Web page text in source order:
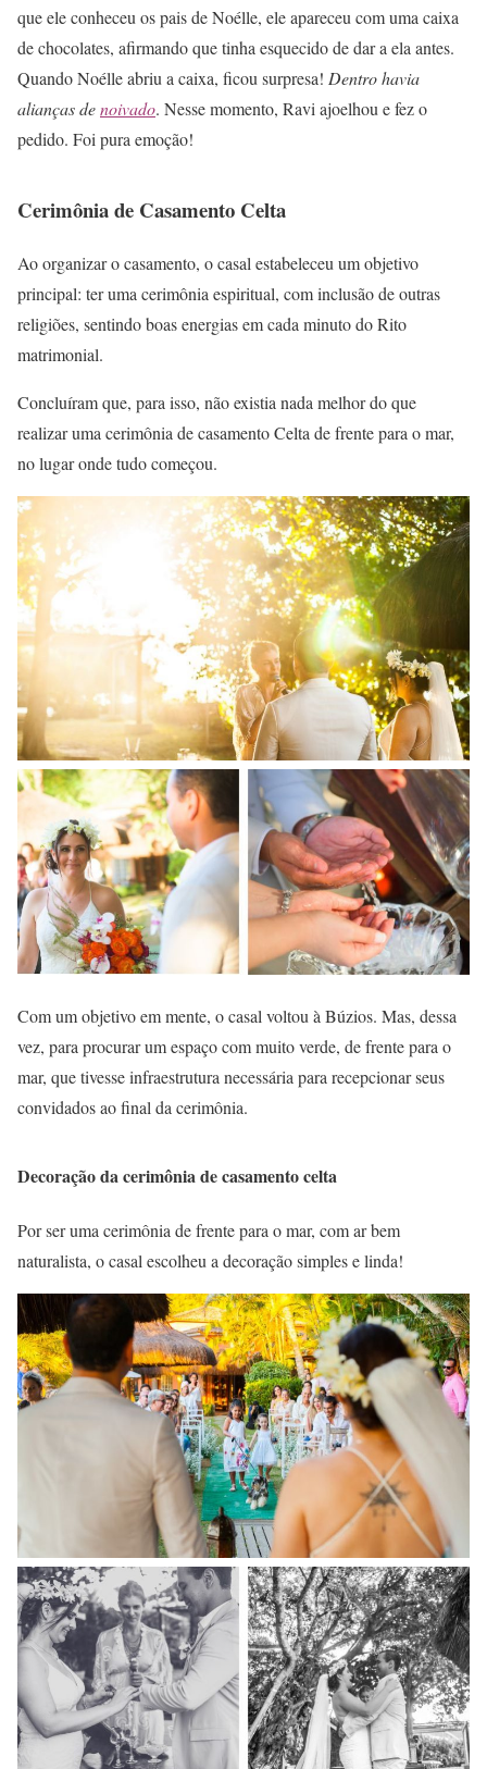
que ele conheceu os pais de Noélle, ele apareceu com uma caixa
de chocolates, afirmando que tinha esquecido de dar a ela antes.
Quando Noélle abriu a caixa, ficou surpresa! Dentro havia
alianças denoivado. Nesse momento, Ravi ajoelhou e fez o
pedido. Foi pura emoção!
Cerimônia de Casamento Celta
Ao organizar o casamento, o casal estabeleceu um objetivo
principal: ter uma cerimônia espiritual, com inclusão de outras
religiões, sentindo boas energias em cada minuto do Rito
matrimonial.
Concluíram que, para isso, não existia nada melhor do que
realizar uma cerimônia de casamento Celta de frente para o mar,
no lugar onde tudo começou.
Com um objetivo em mente, o casal voltou à Búzios. Mas, dessa
vez, para procurar um espaço com muito verde, de frente para o
mar, que tivesse infraestrutura necessária para recepcionar seus
convidados ao final da cerimônia.
Decoração da cerimônia de casamento celta
Por ser uma cerimônia de frente para o mar, com ar bem
naturalista, o casal escolheu a decoração simples e linda!